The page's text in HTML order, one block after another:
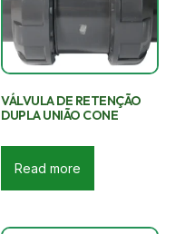
VÁLVULA DE RETENÇÃO
DUPLA UNIÃO CONE
Read more